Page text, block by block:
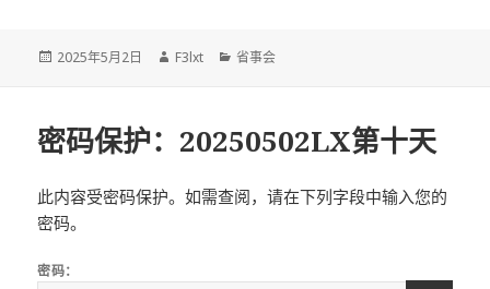
发
2025年5月2日
作
F3lxt
分
省事会
密码保护：20250502LX第十天
此内容受密码保护。如需查阅，请在下列字段中输入您的
密码。
密码：